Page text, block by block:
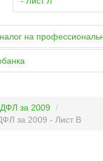
на
за 2009
/
за 2009 - Лист В